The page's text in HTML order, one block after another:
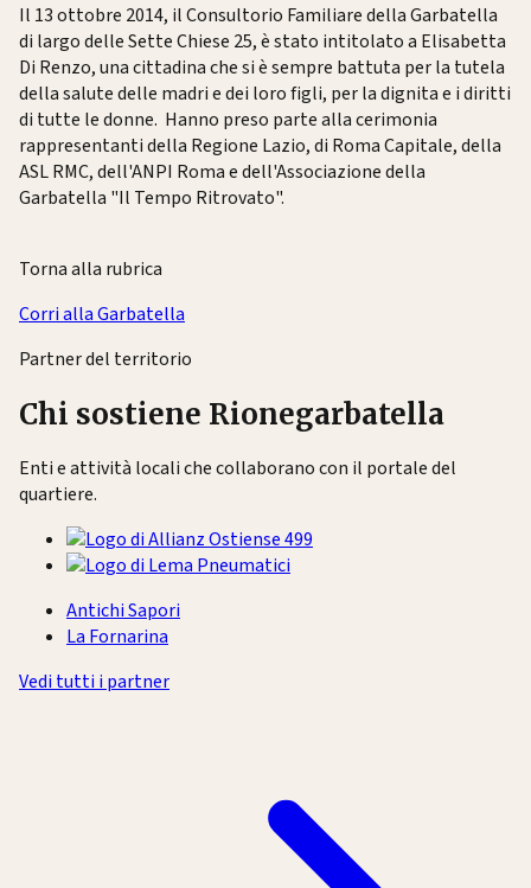
Il 13 ottobre 2014, il Consultorio Familiare della Garbatella
di largo delle Sette Chiese 25, è stato intitolato a Elisabetta
Di Renzo, una cittadina che si è sempre battuta per la tutela
della salute delle madri e dei loro figli, per la dignita e i diritti
di tutte le donne. Hanno preso parte alla cerimonia
rappresentanti della Regione Lazio, di Roma Capitale, della
ASL RMC, dell'ANPI Roma e dell'Associazione della
Garbatella "Il Tempo Ritrovato".
Torna alla rubrica
Corri alla Garbatella
Partner del territorio
Chi sostiene Rionegarbatella
Enti e attività locali che collaborano con il portale del
quartiere.
Antichi Sapori
La Fornarina
Vedi tutti i partner